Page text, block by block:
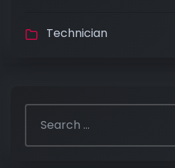
Technician